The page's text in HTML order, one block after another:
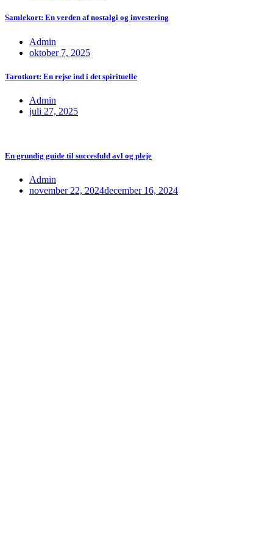
Samlekort: En verden af nostalgi og investering
Admin
oktober 7, 2025
Tarotkort: En rejse ind i det spirituelle
Admin
juli 27, 2025
En grundig guide til succesfuld avl og pleje
Admin
november 22, 2024december 16, 2024